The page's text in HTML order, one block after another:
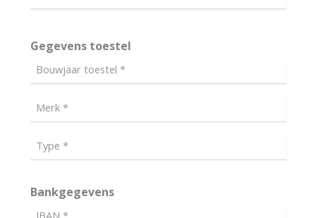
Gegevens toestel
Bankgegevens